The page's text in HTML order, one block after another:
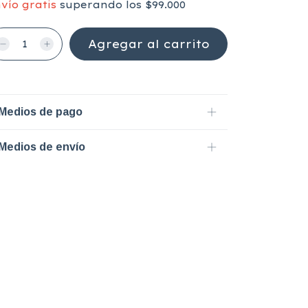
gratis superando los $99.000
de pago
de envío